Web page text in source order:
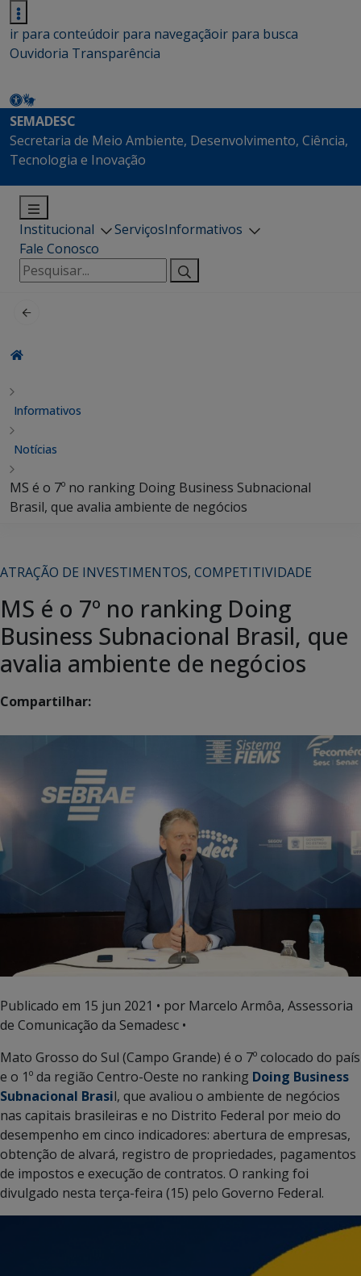
ir para conteúdoir para navegaçãoir para busca
Ouvidoria Transparência
SEMADESC
Secretaria de Meio Ambiente, Desenvolvimento, Ciência,
Tecnologia e Inovação
Institucional ServiçosInformativos
Fale Conosco
Pesquisar
por:
Informativos
Notícias
MS é o 7º no ranking Doing Business Subnacional
Brasil, que avalia ambiente de negócios
ATRAÇÃO DE INVESTIMENTOS, COMPETITIVIDADE
MS é o 7º no ranking Doing
Business Subnacional Brasil, que
avalia ambiente de negócios
Compartilhar:
Publicado em 15 jun 2021 • por Marcelo Armôa, Assessoria
de Comunicação da Semadesc •
Mato Grosso do Sul (Campo Grande) é o 7º colocado do país
e o 1º da região Centro-Oeste no ranking Doing Business
Subnacional Brasil, que avaliou o ambiente de negócios
nas capitais brasileiras e no Distrito Federal por meio do
desempenho em cinco indicadores: abertura de empresas,
obtenção de alvará, registro de propriedades, pagamentos
de impostos e execução de contratos. O ranking foi
divulgado nesta terça-feira (15) pelo Governo Federal.